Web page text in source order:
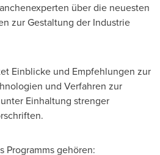
über die neuesten
zur Gestaltung der Industrie
Einblicke und Empfehlungen zur
und Verfahren zur
Einhaltung strenger
Programms gehören: